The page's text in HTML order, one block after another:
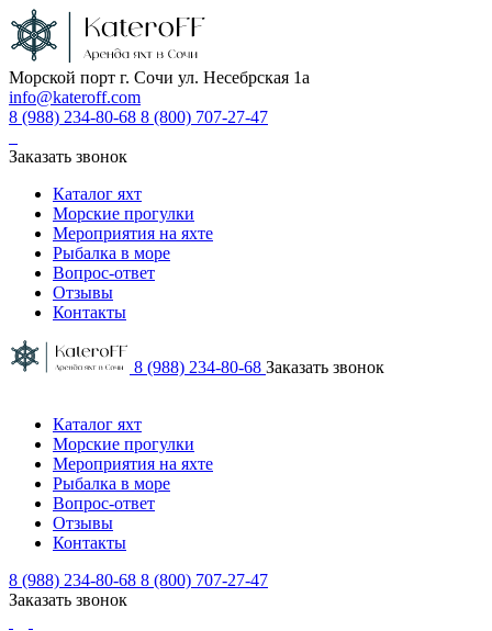
Морской порт г. Сочи ул. Несебрская 1а
info@kateroff.com
8 (988) 234-80-68 8 (800) 707-27-47
Заказать звонок
Каталог яхт
Морские прогулки
Мероприятия на яхте
Рыбалка в море
Вопрос-ответ
Отзывы
Контакты
8 (988) 234-80-68 Заказать звонок
Каталог яхт
Морские прогулки
Мероприятия на яхте
Рыбалка в море
Вопрос-ответ
Отзывы
Контакты
8 (988) 234-80-68 8 (800) 707-27-47
Заказать звонок